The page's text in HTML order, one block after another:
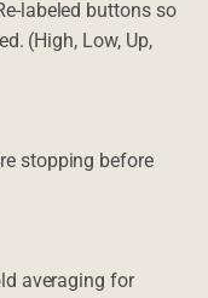
labeled buttons so
(High, Low, Up,
stopping before
averaging for